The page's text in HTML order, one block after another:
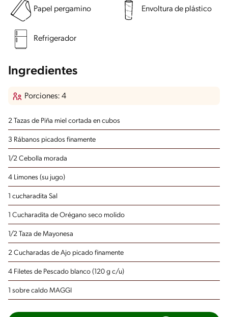
Papel pergamino Envoltura de plástico
Refrigerador
Ingredientes
Porciones: 4
2 Tazas de Piña miel cortada en cubos
3 Rábanos picados finamente
1/2 Cebolla morada
4 Limones (su jugo)
1 cucharadita Sal
1 Cucharadita de Orégano seco molido
1/2 Taza de Mayonesa
2 Cucharadas de Ajo picado finamente
4 Filetes de Pescado blanco (120 g c/u)
1 sobre caldo MAGGI